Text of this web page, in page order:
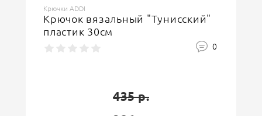
Крючки ADDI
Крючок вязальный "Тунисский"
пластик 30см
0
435 р.